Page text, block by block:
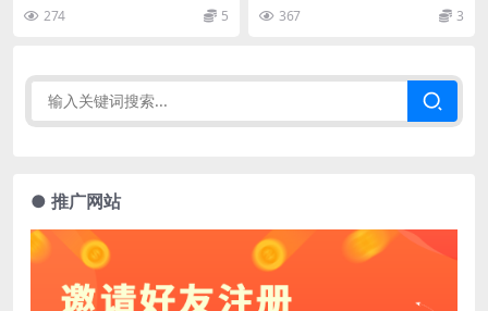
274 5 367 3
● 推广网站